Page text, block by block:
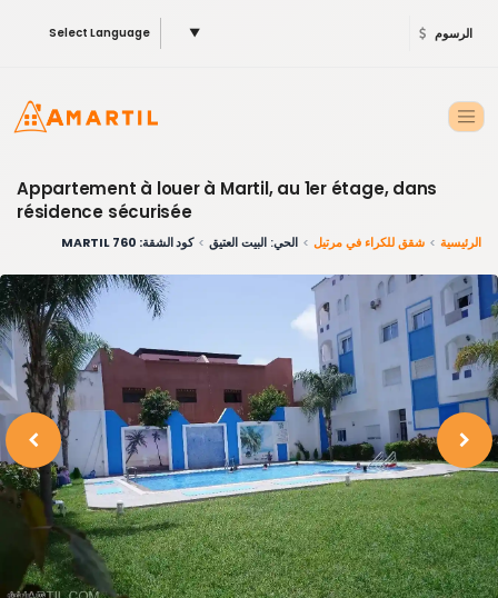
Select Language ▼ الرسوم
Appartement à louer à Martil, au 1er étage, dans
résidence sécurisée
الرئيسية شقق للكراء في مرتيل الحي: البيت العتيق كود الشقة: 760 MARTIL